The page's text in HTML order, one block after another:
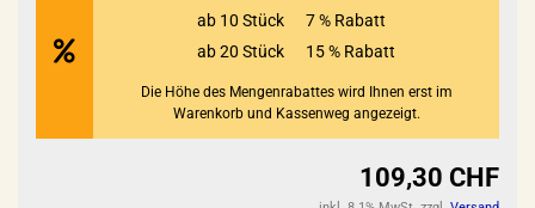
ab 10 Stück
7 % Rabatt
ab 20 Stück
15 % Rabatt
Die Höhe des Mengenrabattes wird Ihnen erst im
Warenkorb und Kassenweg angezeigt.
109,30 CHF